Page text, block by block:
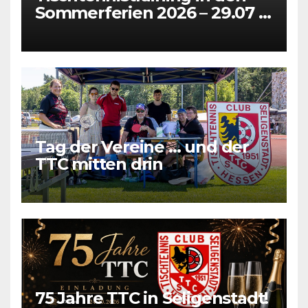
Sommerferien 2026 – 29.07 +
Tag der Vereine … und der
TTC mitten drin
75 Jahre TTC in Seligenstadt!